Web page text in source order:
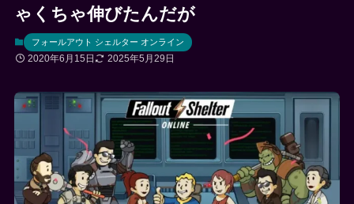
ゃくちゃ伸びたんだが
フォールアウト シェルター オンライン
2020年6月15日 2025年5月29日